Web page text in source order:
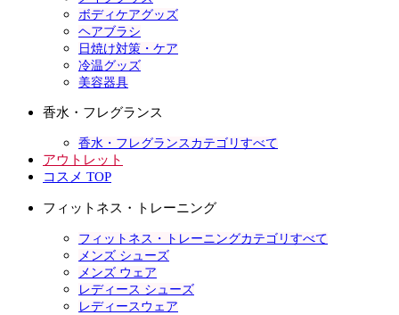
ボディケアグッズ
ヘアブラシ
日焼け対策・ケア
冷温グッズ
美容器具
香水・フレグランス
香水・フレグランスカテゴリすべて
アウトレット
コスメ TOP
フィットネス・トレーニング
フィットネス・トレーニングカテゴリすべて
メンズ シューズ
メンズ ウェア
レディース シューズ
レディースウェア